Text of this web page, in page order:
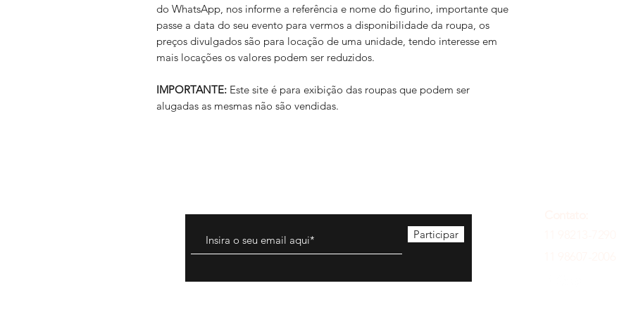
do WhatsApp, nos informe a referência e nome do figurino, importante que
passe a data do seu evento para vermos a disponibilidade da roupa, os
preços divulgados são para locação de uma unidade, tendo interesse em
mais locações os valores podem ser reduzidos.
IMPORTANTE: Este site é para exibição das roupas que podem ser
alugadas as mesmas não são vendidas.
Participar